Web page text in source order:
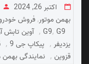
اکتبر 26, 2024
بهمن موتور,فروش
G9, G9
, آوین تابش
یزدیفر , پیکاپ جی 9 ,
قزوین , نمایندگی بهمن